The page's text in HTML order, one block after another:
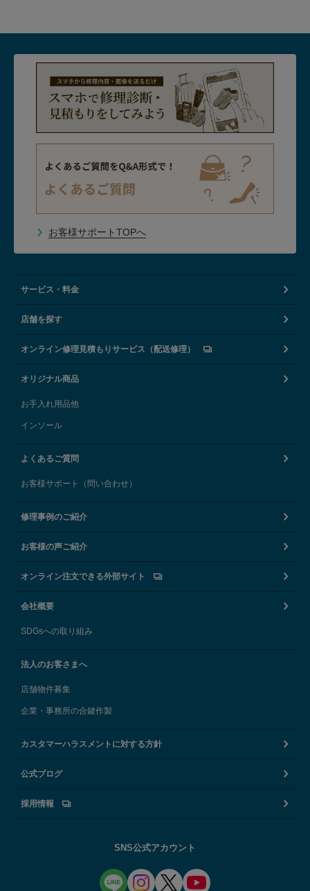
お客様サポートTOPへ
サービス・料金
店舗を探す
オンライン修理見積もりサービス（配送修理）
オリジナル商品
お手入れ用品他
インソール
よくあるご質問
お客様サポート（問い合わせ）
修理事例のご紹介
お客様の声ご紹介
オンライン注文できる外部サイト
会社概要
SDGsへの取り組み
法人のお客さまへ
店舗物件募集
企業・事務所の合鍵作製
カスタマーハラスメントに対する方針
公式ブログ
採用情報
SNS公式アカウント